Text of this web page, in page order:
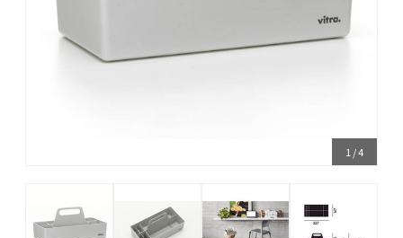
1 /4